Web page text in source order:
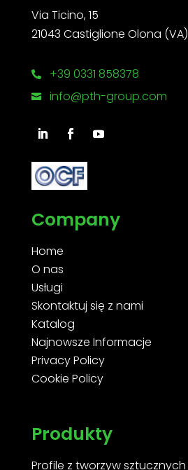
Via Ticino, 15
21043 Castiglione Olona (VA)
 +39 0331 858378
 info@pth-group.com
Company
Home
O nas
Usługi
Skontaktuj się z nami
Katalog
Najnowsze Informacje
Privacy Policy
Cookie Policy
Produkty
Profile z tworzyw sztucznych